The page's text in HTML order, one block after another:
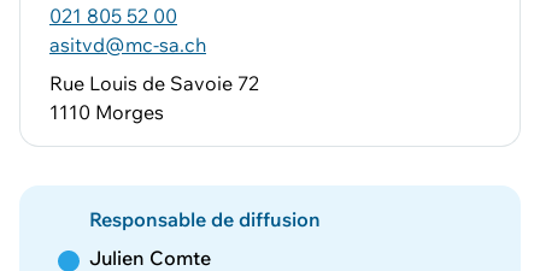
021 805 52 00
asitvd@mc-sa.ch
Rue Louis de Savoie 72
1110 Morges
Responsable de diffusion
Julien Comte